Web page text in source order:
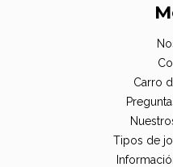
Carro
Tipos de